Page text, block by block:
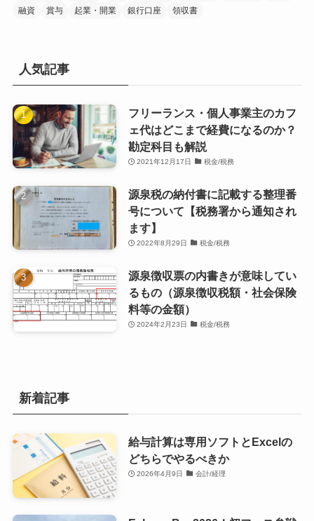
融資
賞与 起業・開業 銀行口座 領収書
人気記事
フリーランス・個人事業主のカフ
ェ代はどこまで経費になるのか？
勘定科目も解説
2021年12月17日 税金/税務
源泉税の納付書に記載する整理番
号について【税務署から通知され
ます】
2022年8月29日 税金/税務
源泉徴収票の内書きが意味してい
るもの（源泉徴収税額・社会保険
料等の金額）
2024年2月23日 税金/税務
新着記事
給与計算は専用ソフトとExcelの
どちらでやるべきか
2026年4月9日 会計/経理